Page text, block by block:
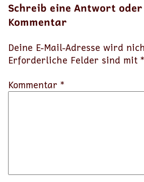
Schreib eine Antwort
Kommentar
Deine E-Mail-Adresse wird
Erforderliche Felder sind mit *
Kommentar *